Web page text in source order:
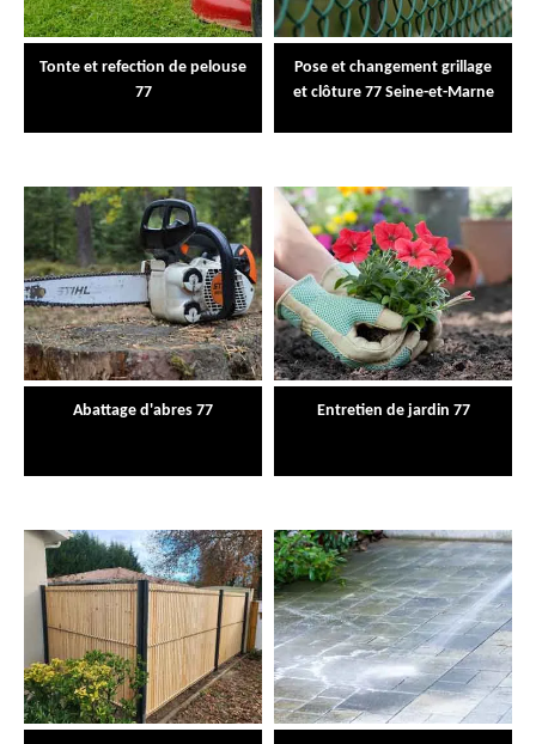
Tonte et refection de pelouse
77
Pose et changement grillage
et clôture 77 Seine-et-Marne
Abattage d'abres 77 Entretien de jardin 77